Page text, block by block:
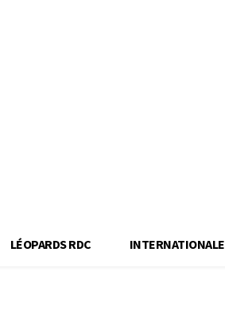
LÉOPARDS RDC INTERNATIONALE